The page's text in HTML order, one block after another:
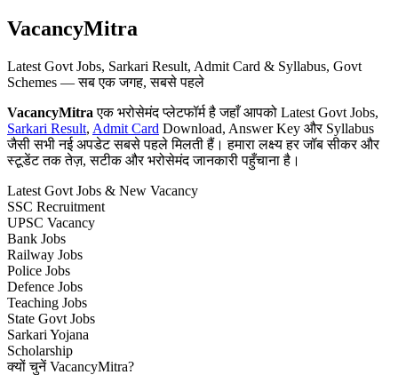
VacancyMitra
Latest Govt Jobs, Sarkari Result, Admit Card & Syllabus, Govt
Schemes — सब एक जगह, सबसे पहले
VacancyMitra एक भरोसेमंद प्लेटफॉर्म है जहाँ आपको Latest Govt Jobs,
Sarkari Result, Admit Card Download, Answer Key और Syllabus
जैसी सभी नई अपडेट सबसे पहले मिलती हैं। हमारा लक्ष्य हर जॉब सीकर और
स्टूडेंट तक तेज़, सटीक और भरोसेमंद जानकारी पहुँचाना है।
Latest Govt Jobs & New Vacancy
SSC Recruitment
UPSC Vacancy
Bank Jobs
Railway Jobs
Police Jobs
Defence Jobs
Teaching Jobs
State Govt Jobs
Sarkari Yojana
Scholarship
क्यों चुनें VacancyMitra?